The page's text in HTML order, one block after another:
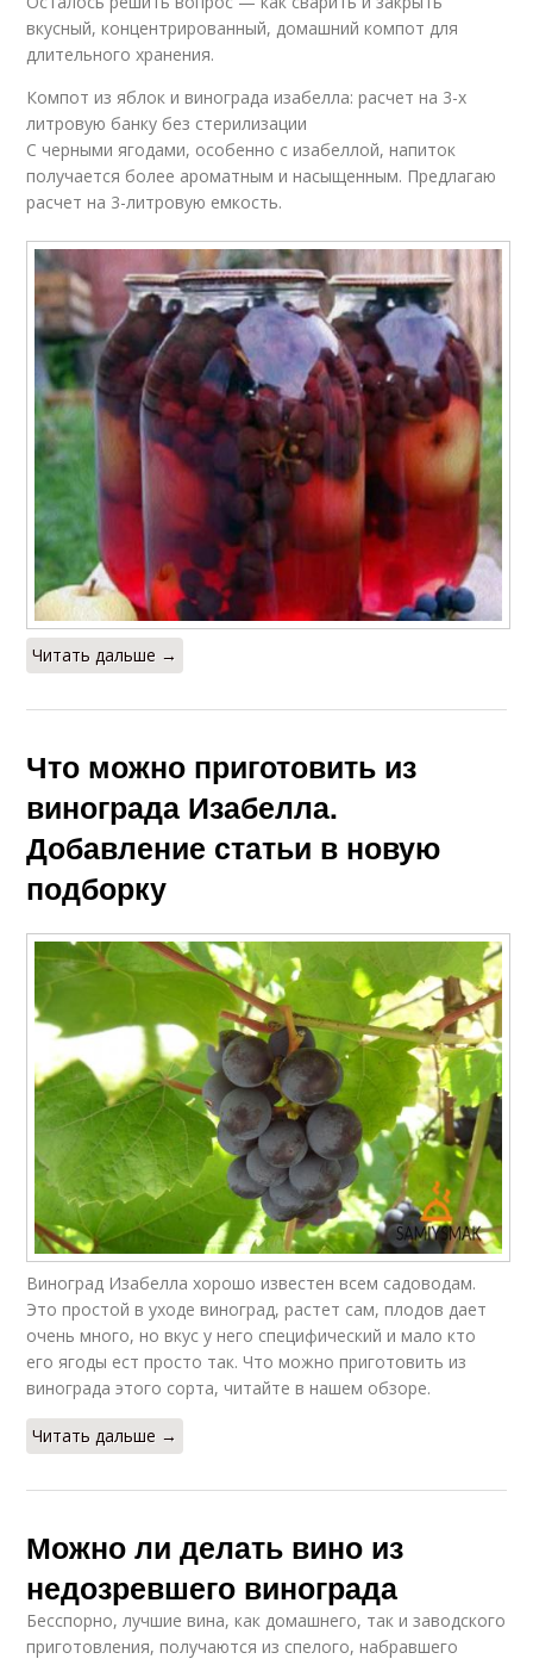
вкусный, концентрированный, домашний компот для
длительного хранения.
Компот из яблок и винограда изабелла: расчет на 3-х
литровую банку без стерилизации
С черными ягодами, особенно с изабеллой, напиток
получается более ароматным и насыщенным. Предлагаю
расчет на 3-литровую емкость.
Читать дальше →
Что можно приготовить из
винограда Изабелла.
Добавление статьи в новую
подборку
Виноград Изабелла хорошо известен всем садоводам.
Это простой в уходе виноград, растет сам, плодов дает
очень много, но вкус у него специфический и мало кто
его ягоды ест просто так. Что можно приготовить из
винограда этого сорта, читайте в нашем обзоре.
Читать дальше →
Можно ли делать вино из
недозревшего винограда
Бесспорно, лучшие вина, как домашнего, так и заводского
приготовления, получаются из спелого, набравшего